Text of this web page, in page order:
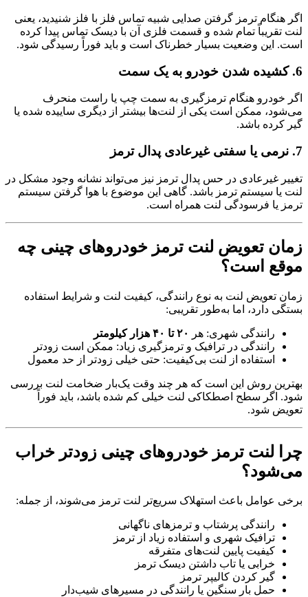
اگر هنگام ترمز گرفتن صدایی شبیه تماس فلز با فلز شنیدید، یعنی
لنت تقریباً تمام شده و قسمت فلزی آن با دیسک تماس پیدا کرده
است. این وضعیت بسیار خطرناک است و باید فوراً رسیدگی شود.
6. کشیده شدن خودرو به یک سمت
اگر خودرو هنگام ترمزگیری به سمت چپ یا راست منحرف
می‌شود، ممکن است یکی از لنت‌ها بیشتر از دیگری ساییده شده یا
گیر کرده باشد.
7. نرمی یا سفتی غیرعادی پدال ترمز
تغییر غیرعادی در حس پدال ترمز نیز می‌تواند نشانه وجود مشکل در
لنت یا سیستم ترمز باشد. گاهی این موضوع با هوا گرفتن سیستم
ترمز یا فرسودگی لنت همراه است.
زمان تعویض لنت ترمز خودروهای چینی چه
موقع است؟
زمان تعویض لنت به نوع رانندگی، کیفیت لنت و شرایط استفاده
بستگی دارد، اما به‌طور تقریبی:
رانندگی شهری: هر
۲۰ تا ۴۰ هزار کیلومتر
رانندگی در ترافیک و ترمزگیری زیاد: ممکن است زودتر
استفاده از لنت بی‌کیفیت: حتی خیلی زودتر از حد معمول
بهترین روش این است که هر چند وقت یک‌بار ضخامت لنت بررسی
شود. اگر سطح اصطکاکی لنت خیلی کم شده باشد، باید فوراً
تعویض شود.
چرا لنت ترمز خودروهای چینی زودتر خراب
می‌شود؟
برخی عوامل باعث استهلاک سریع‌تر لنت ترمز می‌شوند، از جمله:
رانندگی پرشتاب و ترمزهای ناگهانی
ترافیک شهری و استفاده زیاد از ترمز
کیفیت پایین لنت‌های متفرقه
خرابی یا تاب داشتن دیسک ترمز
گیر کردن کالیپر ترمز
حمل بار سنگین یا رانندگی در مسیرهای شیب‌دار